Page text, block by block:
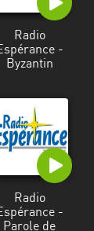
Radio
-
Byzantin
Radio
-
Parole de